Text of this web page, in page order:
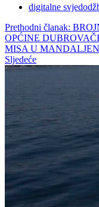
digitalne
Prethodni članak:
OPĆINE
MISA U
Sljedeće